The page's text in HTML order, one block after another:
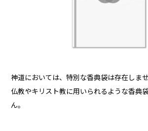
神道においては、特別な香典袋は存在しませ
仏教やキリスト教に用いられるような香典
ん。